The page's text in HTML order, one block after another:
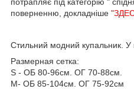
поверненню, докладніше
Стильний модний купальник. У
Размерная сетка:
S - ОБ 80-96см. ОГ 70-88см.
M- ОБ 85-104см. ОГ 75-92см